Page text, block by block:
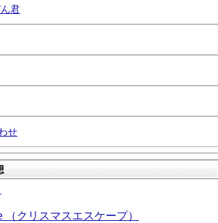
君
せ
クリスマスエスケープ）